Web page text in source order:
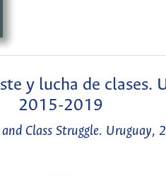
y lucha de clases.
2015-2019
Class Struggle. Uruguay,